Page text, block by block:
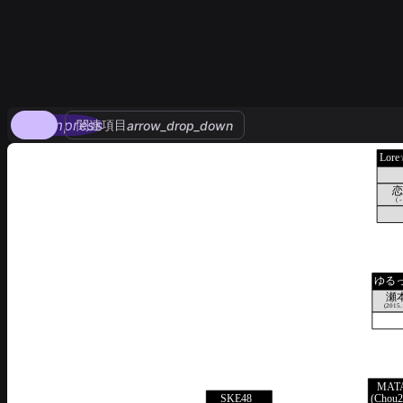
compress
関連項目arrow_drop_down